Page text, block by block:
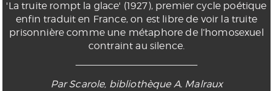
'La truite rompt la glace' (1927), premier cycle poétique
enfin traduit en France, on est libre de voir la truite
prisonnière comme une métaphore de l’homosexuel
contraint au silence.
Par Scarole, bibliothèque A. Malraux